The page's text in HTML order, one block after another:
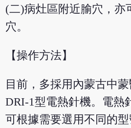
(二)病灶區附近腧穴，亦
穴。
【操作方法】
目前，多採用內蒙古中
DRI-1型電熱針機。電熱
可根據需要選用不同的型